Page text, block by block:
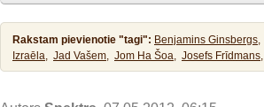
Rakstam pievienotie "tagi": Benjamins Ginsbergs,
Izraēla, Jad Vašem, Jom Ha Šoa, Josefs Frīdmans,